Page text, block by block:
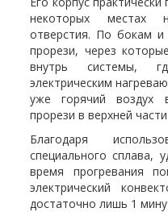
некоторых местах
отверстия. По бокам и
прорези, через
внутрь системы,
электрическим
уже горячий воздух
прорези в верхней
Благодаря
специального сплава,
время прогревания
электрический
достаточно лишь 1